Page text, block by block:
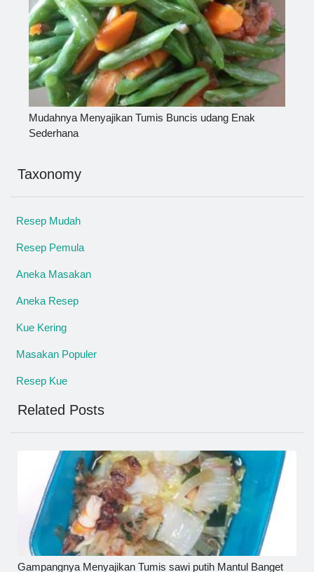
Mudahnya Menyajikan Tumis Buncis udang Enak
Sederhana
Taxonomy
Resep Mudah
Resep Pemula
Aneka Masakan
Aneka Resep
Kue Kering
Masakan Populer
Resep Kue
Related Posts
Gampangnya Menyajikan Tumis sawi putih Mantul Banget